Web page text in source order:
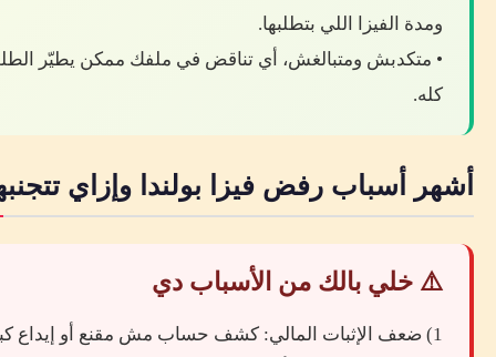
ومدة الفيزا اللي بتطلبها.
• متكدبش ومتبالغش، أي تناقض في ملفك ممكن يطيّر
كله.
أشهر أسباب رفض فيزا بولندا وإزاي
⚠️ خلي بالك من الأسباب دي
1) ضعف الإثبات المالي: كشف حساب مش مقنع أو إيداع